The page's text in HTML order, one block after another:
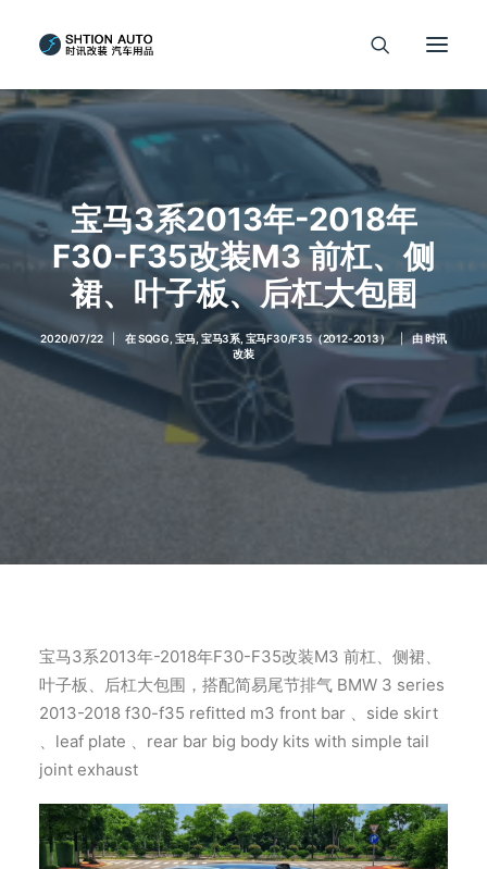
宝马3系2013年-2018年
F30-F35改装M3 前杠、侧
裙、叶子板、后杠大包围
2020/07/22 在SQGG 宝马 ,宝马3系 宝马F30/F35（2012-2013） 由时讯
改装
宝马3系2013年-2018年F30-F35改装M3 前杠、侧裙、
叶子板、后杠大包围，搭配简易尾节排气 BMW 3 series
2013-2018 f30-f35 refitted m3 front bar 、side skirt
、leaf plate 、rear bar big body kits with simple tail
joint exhaust